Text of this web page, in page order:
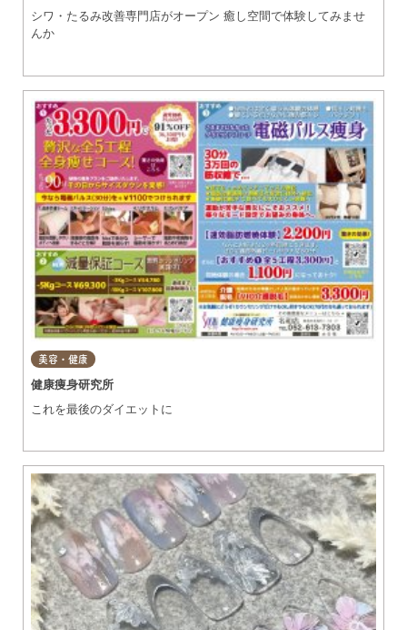
シワ・たるみ改善専門店がオープン 癒し空間で体験してみませ
んか
美容・健康
健康痩身研究所
これを最後のダイエットに